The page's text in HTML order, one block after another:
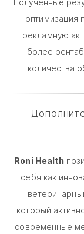
Полученные
оптимизация
рекламную
более
количества
Roni Health
себя как
который
современные